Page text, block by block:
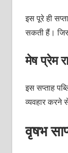
इस पूरे ही
सकती हैं।
मेष प्रेम
इस सप्ताह
व्यवहार
वृषभ